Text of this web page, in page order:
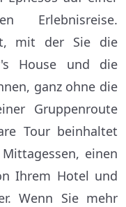
Erlebnisreise.
mit der Sie die
House und die
ganz ohne die
Gruppenroute
Tour beinhaltet
einen
Ihrem Hotel und
Wenn Sie mehr